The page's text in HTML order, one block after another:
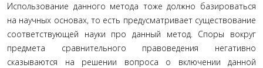
Использование данного метода тоже должно базироваться
на научных основах, то есть предусматривает существование
соответствующей науки про данный метод. Споры вокруг
предмета сравнительного правоведения негативно
сказываются на решении вопроса о включении данной